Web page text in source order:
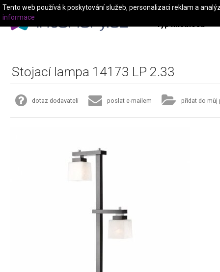
Typ místnosti
Stojací lampa 14173 LP 2.33
dotaz dodavateli poslat e-mailem přidat do můj
Tento web používá k poskytování služeb, personalizaci reklam a
informace